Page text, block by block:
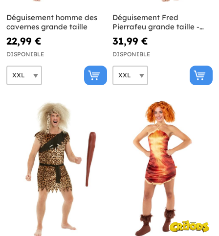
Déguisement homme des
cavernes grande taille
22,99 €
DISPONIBLE
Déguisement Fred
Pierrafeu grande taille -
Les Pierrafeu
31,99 €
DISPONIBLE